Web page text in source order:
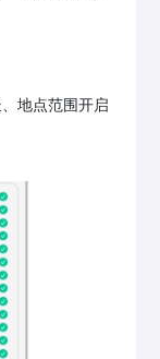
地点范围开启